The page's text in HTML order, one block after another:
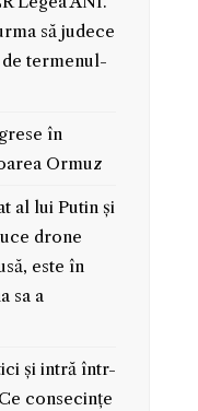
să judece
de termenul-
în
Ormuz
al lui Putin și
drone
este în
sa a
și intră într-
consecințe